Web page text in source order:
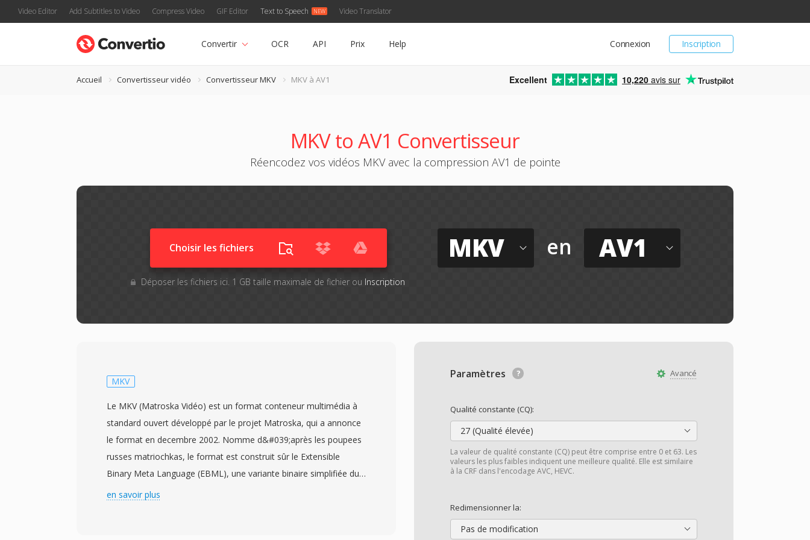
Video Editor Add Subtitles to Video Compress Video GIF Editor Text to Speech Video Translator
Inscription
Connexion
Convertir OCR API Prix Help
Accueil Convertisseur vidéo Convertisseur MKV MKV à AV1 Excellent 10,220 avis sur
MKV to AV1 Convertisseur
Réencodez vos vidéos MKV avec la compression AV1 de pointe
Choisir les fichiers
Déposer les fichiers ici. 1 GB taille maximale de fichier ou Inscription
MKV en AV1
Avancé
Paramètres
Qualité constante (CQ):
27 (Qualité élevée)
La valeur de qualité constante (CQ) peut être comprise entre 0 et 63. Les
valeurs les plus faibles indiquent une meilleure qualité. Elle est similaire
à la CRF dans l'encodage AVC, HEVC.
Redimensionner la:
Pas de modification
MKV
Le MKV (Matroska Vidéo) est un format conteneur multimédia à
standard ouvert développé par le projet Matroska, qui a annonce
le format en decembre 2002. Nomme d&#039;après les poupees
russes matriochkas, le format est construit sûr le Extensible
Binary Meta Language (EBML), une variante binaire simplifiée du
XML offrant une structuré flexible et compatible avec les
en savoir plus